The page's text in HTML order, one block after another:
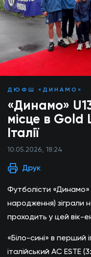
ДЮФШ «ДИНАМО»
«Динамо»
місце в Gold
Італії
10.05.2026, 18:24
Друк
Футболісти «Динамо»
народження) зіграли
проходить у цей вік-
«Біло-сині» в перший
італійський AC ESTE